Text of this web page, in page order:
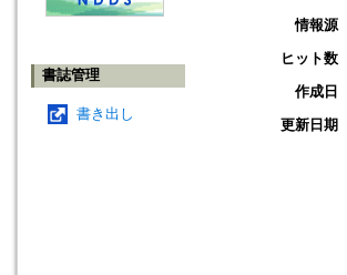
書誌管理
書き出し
情報源
ヒット数
作成日
更新日期